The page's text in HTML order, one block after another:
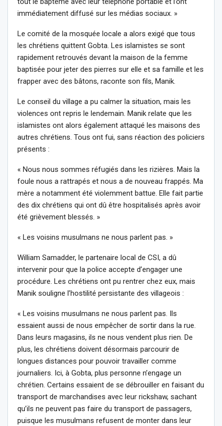
immédiatement diffusé sur les médias sociaux. »
Le comité de la mosquée locale a alors exigé que tous
les chrétiens quittent Gobta. Les islamistes se sont
rapidement retrouvés devant la maison de la femme
baptisée pour jeter des pierres sur elle et sa famille et les
frapper avec des bâtons, raconte son fils, Manik.
Le conseil du village a pu calmer la situation, mais les
violences ont repris le lendemain. Manik relate que les
islamistes ont alors également attaqué les maisons des
autres chrétiens. Tous ont fui, sans réaction des policiers
présents :
« Nous nous sommes réfugiés dans les rizières. Mais la
foule nous a rattrapés et nous a de nouveau frappés. Ma
mère a notamment été violemment battue. Elle fait partie
des dix chrétiens qui ont dû être hospitalisés après avoir
été grièvement blessés. »
« Les voisins musulmans ne nous parlent pas. »
William Samadder, le partenaire local de CSI, a dû
intervenir pour que la police accepte d’engager une
procédure. Les chrétiens ont pu rentrer chez eux, mais
Manik souligne l’hostilité persistante des villageois :
« Les voisins musulmans ne nous parlent pas. Ils
essaient aussi de nous empêcher de sortir dans la rue.
Dans leurs magasins, ils ne nous vendent plus rien. De
plus, les chrétiens doivent désormais parcourir de
longues distances pour pouvoir travailler comme
journaliers. Ici, à Gobta, plus personne n’engage un
chrétien. Certains essaient de se débrouiller en faisant du
transport de marchandises avec leur rickshaw, sachant
qu’ils ne peuvent pas faire du transport de passagers,
puisque les musulmans refusent de monter dans leur